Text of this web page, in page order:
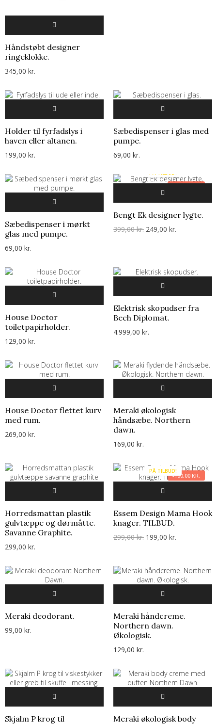
Håndstøbt designer
ringeklokke.
345,00 kr.
Holder til fyrfadslys i
haven eller altanen.
199,00 kr.
Sæbedispenser i glas med
pumpe.
69,00 kr.
Sæbedispenser i mørkt
glas med pumpe.
69,00 kr.
PÅ TILBUD!
Bengt Ek designer lygte.
399,00 kr. 249,00 kr.
House Doctor
toiletpapirholder.
129,00 kr.
Elektrisk skopudser fra
Bech Diplomat.
4.999,00 kr.
House Doctor flettet kurv
med rum.
269,00 kr.
Meraki økologisk
håndsæbe. Northern
dawn.
169,00 kr.
Horredsmattan plastik
gulvtæppe og dørmåtte.
Savanne Graphite.
299,00 kr.
PÅ TILBUD!
-100,00 KR.
Essem Design Mama Hook
knager. TILBUD.
299,00 kr. 199,00 kr.
Meraki deodorant.
99,00 kr.
Meraki håndcreme.
Northern dawn.
Økologisk.
129,00 kr.
Skjalm P krog til
Meraki økologisk body